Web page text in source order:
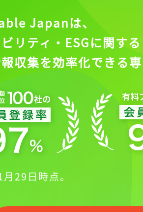
Japanは、
リティ・ESGに関する
収集を効率化できる
29日時点。